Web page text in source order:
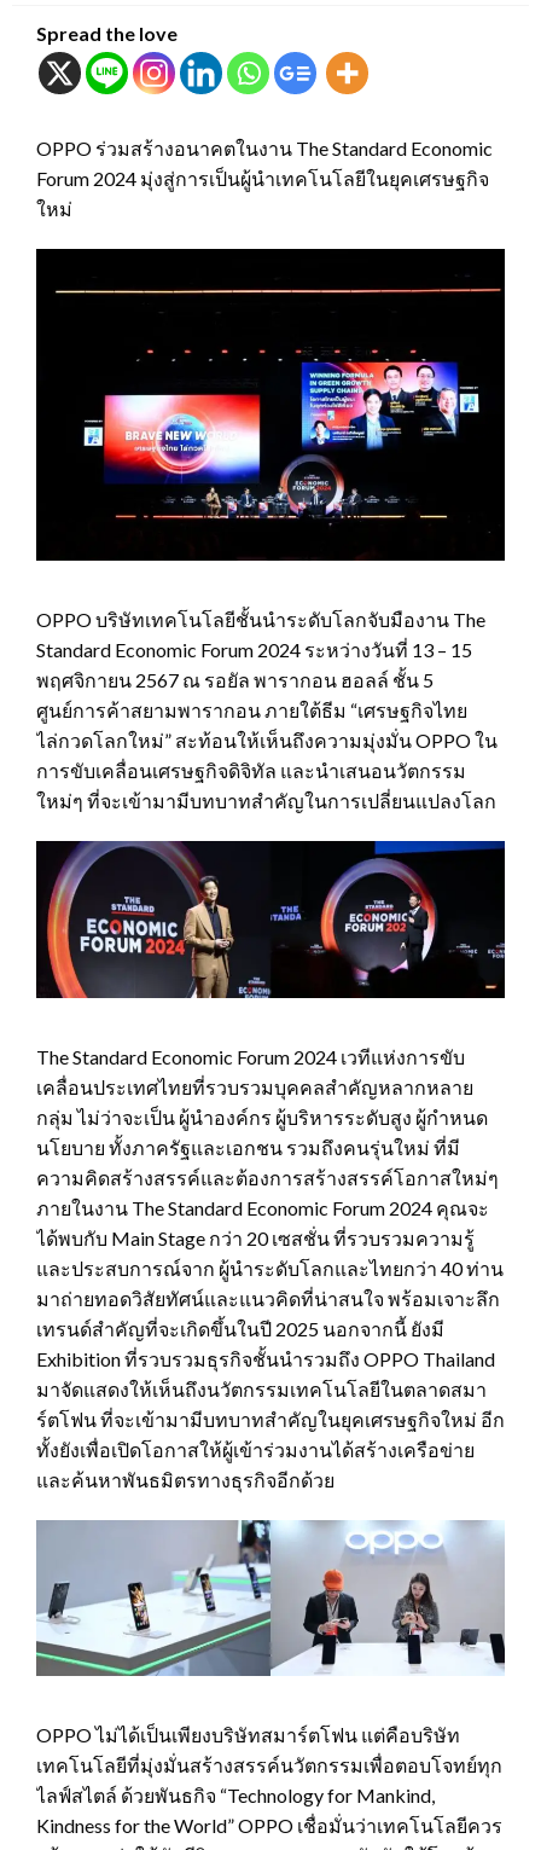
Spread the love
OPPO ร่วมสร้างอนาคตในงาน The Standard Economic
Forum 2024 มุ่งสู่การเป็นผู้นำเทคโนโลยีในยุคเศรษฐกิจ
ใหม่
OPPO บริษัทเทคโนโลยีชั้นนำระดับโลกจับมืองาน The
Standard Economic Forum 2024 ระหว่างวันที่ 13 – 15
พฤศจิกายน 2567 ณ รอยัล พารากอน ฮอลล์ ชั้น 5
ศูนย์การค้าสยามพารากอน ภายใต้ธีม “เศรษฐกิจไทย
ไล่กวดโลกใหม่” สะท้อนให้เห็นถึงความมุ่งมั่น OPPO ใน
การขับเคลื่อนเศรษฐกิจดิจิทัล และนำเสนอนวัตกรรม
ใหม่ๆ ที่จะเข้ามามีบทบาทสำคัญในการเปลี่ยนแปลงโลก
The Standard Economic Forum 2024 เวทีแห่งการขับ
เคลื่อนประเทศไทยที่รวบรวมบุคคลสำคัญหลากหลาย
กลุ่ม ไม่ว่าจะเป็น ผู้นำองค์กร ผู้บริหารระดับสูง ผู้กำหนด
นโยบาย ทั้งภาครัฐและเอกชน รวมถึงคนรุ่นใหม่ ที่มี
ความคิดสร้างสรรค์และต้องการสร้างสรรค์โอกาสใหม่ๆ
ภายในงาน The Standard Economic Forum 2024 คุณจะ
ได้พบกับ Main Stage กว่า 20 เซสชั่น ที่รวบรวมความรู้
และประสบการณ์จาก ผู้นำระดับโลกและไทยกว่า 40 ท่าน
มาถ่ายทอดวิสัยทัศน์และแนวคิดที่น่าสนใจ พร้อมเจาะลึก
เทรนด์สำคัญที่จะเกิดขึ้นในปี 2025 นอกจากนี้ ยังมี
Exhibition ที่รวบรวมธุรกิจชั้นนำรวมถึง OPPO Thailand
มาจัดแสดงให้เห็นถึงนวัตกรรมเทคโนโลยีในตลาดสมา
ร์ตโฟน ที่จะเข้ามามีบทบาทสำคัญในยุคเศรษฐกิจใหม่ อีก
ทั้งยังเพื่อเปิดโอกาสให้ผู้เข้าร่วมงานได้สร้างเครือข่าย
และค้นหาพันธมิตรทางธุรกิจอีกด้วย
OPPO ไม่ได้เป็นเพียงบริษัทสมาร์ตโฟน แต่คือบริษัท
เทคโนโลยีที่มุ่งมั่นสร้างสรรค์นวัตกรรมเพื่อตอบโจทย์ทุก
ไลฟ์สไตล์ ด้วยพันธกิจ “Technology for Mankind,
Kindness for the World” OPPO เชื่อมั่นว่าเทคโนโลยีควร